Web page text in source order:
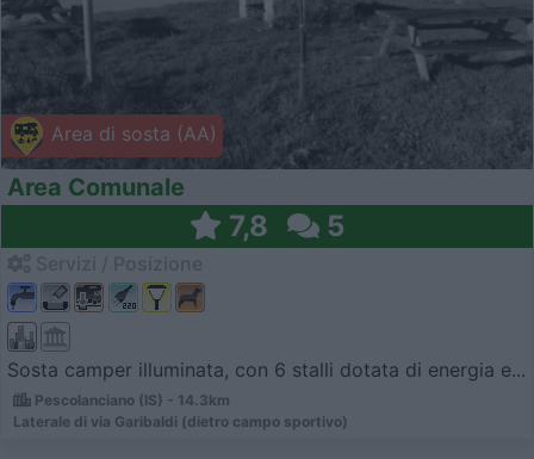
Area di sosta (AA)
Area Comunale
7,8 5
Sosta camper illuminata, con 6 stalli dotata di energia e...
Pescolanciano (IS) - 14.3km
Laterale di via Garibaldi (dietro campo sportivo)